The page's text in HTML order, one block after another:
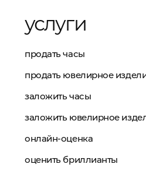
услуги
продать часы
продать ювелирное
заложить часы
заложить ювелирное
онлайн-оценка
оценить бриллианты